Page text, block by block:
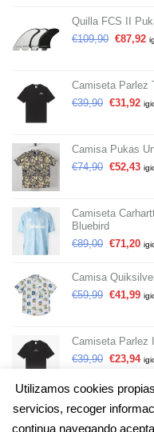
Quilla FCS II
€109,90 €87,92
Camiseta Parlez
€39,90 €31,92
Camisa Pukas
€74,90 €52,43
Camiseta
Bluebird
€89,00 €71,20
Camisa
€59,99 €41,99
Camiseta Parlez
€39,90 €23,94
Utilizamos cookies
servicios, recoger
continua navegando